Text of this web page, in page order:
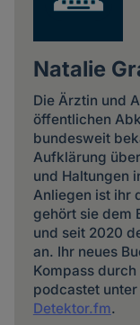
Natalie
Die Ärztin und
öffentlichen
bundesweit
Aufklärung
und Haltungen
Anliegen ist ihr
gehört sie dem
und seit 2020
an. Ihr neues
Kompass
podcastet
Detektor.fm.